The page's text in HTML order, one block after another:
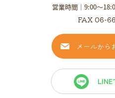
営業時間｜9:00～
FAX 06-
メールから
LINE